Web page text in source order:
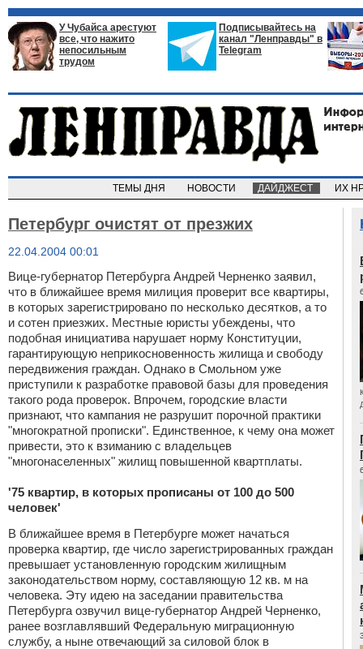
У Чубайса арестуют
все, что нажито
непосильным
трудом
Подписывайтесь на
канал "Ленправды" в
Telegram
ТЕМЫ ДНЯ НОВОСТИ ДАЙДЖЕСТ ИХ
Петербург очистят от презжих
22.04.2004 00:01
Вице-губернатор Петербурга Андрей Черненко заявил,
что в ближайшее время милиция проверит все квартиры,
в которых зарегистрировано по несколько десятков, а то
и сотен приезжих. Местные юристы убеждены, что
подобная инициатива нарушает норму Конституции,
гарантирующую неприкосновенность жилища и свободу
передвижения граждан. Однако в Смольном уже
приступили к разработке правовой базы для проведения
такого рода проверок. Впрочем, городские власти
признают, что кампания не разрушит порочной практики
"многократной прописки". Единственное, к чему она может
привести, это к взиманию с владельцев
"многонаселенных" жилищ повышенной квартплаты.
'75 квартир, в которых прописаны от 100 до 500
человек'
В ближайшее время в Петербурге может начаться
проверка квартир, где число зарегистрированных граждан
превышает установленную городским жилищным
законодательством норму, составляющую 12 кв. м на
человека. Эту идею на заседании правительства
Петербурга озвучил вице-губернатор Андрей Черненко,
ранее возглавлявший Федеральную миграционную
службу, а ныне отвечающий за силовой блок в